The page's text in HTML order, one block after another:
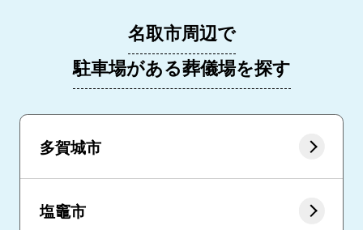
名取市周辺で
駐車場がある葬儀場を探す
多賀城市
塩竈市